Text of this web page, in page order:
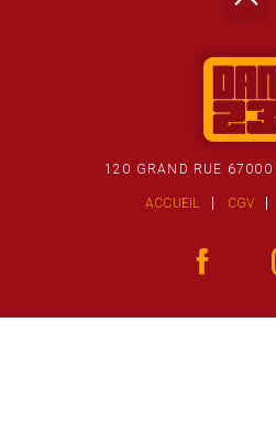
120 GRAND RUE 67000
ACCUEIL CGV